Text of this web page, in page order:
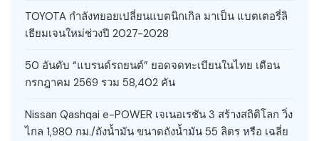
TOYOTA กำลังทยอยเปลี่ยนแบตนิกเกิล มาเป็น แบตเตอรี่ลิ
เธียมเจนใหม่ช่วงปี 2027-2028
50 อันดับ “แบรนด์รถยนต์” ยอดจดทะเบียนในไทย เดือน
กรกฎาคม 2569 รวม 58,402 คัน
Nissan Qashqai e-POWER เจเนอเรชัน 3 สร้างสถิติโลก วิ่ง
ไกล 1,980 กม./ถังน้ำมัน ขนาดถังน้ำมัน 55 ลิตร หรือ เฉลี่ย